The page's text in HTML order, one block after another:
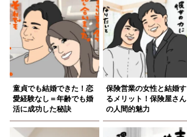
童貞でも結婚できた！恋
愛経験なし＝年齢でも婚
活に成功した秘訣
保険営業の女性と結婚す
るメリット！保険屋さん
の人間的魅力